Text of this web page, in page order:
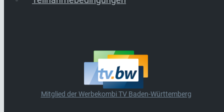
Mitglied der Werbekombi TV Baden-Württemberg